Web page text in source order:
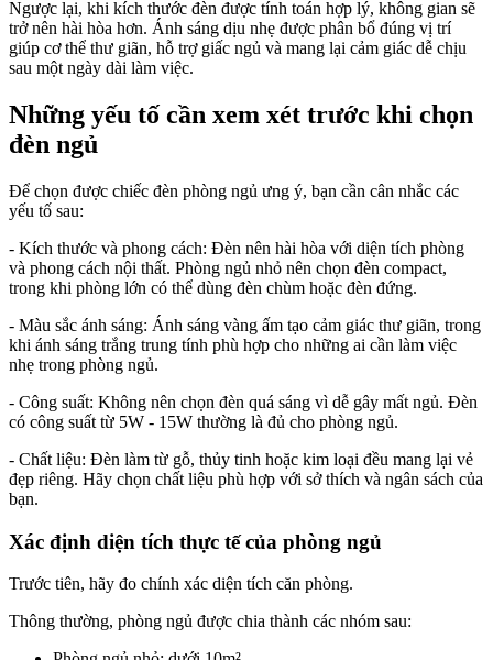
Ngược lại, khi kích thước đèn được tính toán hợp lý, không gian sẽ
trở nên hài hòa hơn. Ánh sáng dịu nhẹ được phân bổ đúng vị trí
giúp cơ thể thư giãn, hỗ trợ giấc ngủ và mang lại cảm giác dễ chịu
sau một ngày dài làm việc.
Những yếu tố cần xem xét trước khi chọn
đèn ngủ
Để chọn được chiếc đèn phòng ngủ ưng ý, bạn cần cân nhắc các
yếu tố sau:
- Kích thước và phong cách: Đèn nên hài hòa với diện tích phòng
và phong cách nội thất. Phòng ngủ nhỏ nên chọn đèn compact,
trong khi phòng lớn có thể dùng đèn chùm hoặc đèn đứng.
- Màu sắc ánh sáng: Ánh sáng vàng ấm tạo cảm giác thư giãn, trong
khi ánh sáng trắng trung tính phù hợp cho những ai cần làm việc
nhẹ trong phòng ngủ.
- Công suất: Không nên chọn đèn quá sáng vì dễ gây mất ngủ. Đèn
có công suất từ 5W - 15W thường là đủ cho phòng ngủ.
- Chất liệu: Đèn làm từ gỗ, thủy tinh hoặc kim loại đều mang lại vẻ
đẹp riêng. Hãy chọn chất liệu phù hợp với sở thích và ngân sách của
bạn.
Xác định diện tích thực tế của phòng ngủ
Trước tiên, hãy đo chính xác diện tích căn phòng.
Thông thường, phòng ngủ được chia thành các nhóm sau: